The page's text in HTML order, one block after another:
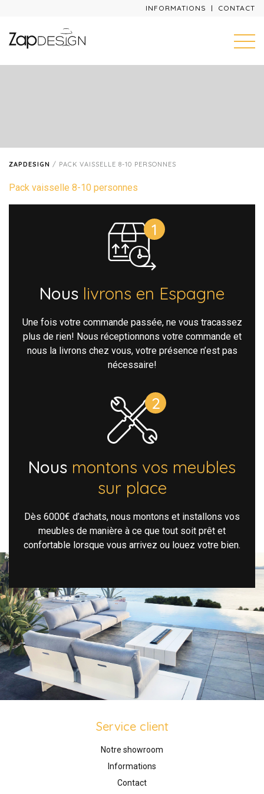
INFORMATIONS CONTACT
ZAPDESIGN / PACK VAISSELLE 8-10 PERSONNES
Pack vaisselle 8-10 personnes
Nous livrons en Espagne
Une fois votre commande passée, ne vous tracassez
plus de rien! Nous réceptionnons votre commande et
nous la livrons chez vous, votre présence n’est pas
nécessaire!
Nous montons vos meubles
sur place
Dès 6000€ d’achats, nous montons et installons vos
meubles de manière à ce que tout soit prêt et
confortable lorsque vous arrivez ou louez votre bien.
Service client
Notre showroom
Informations
Contact